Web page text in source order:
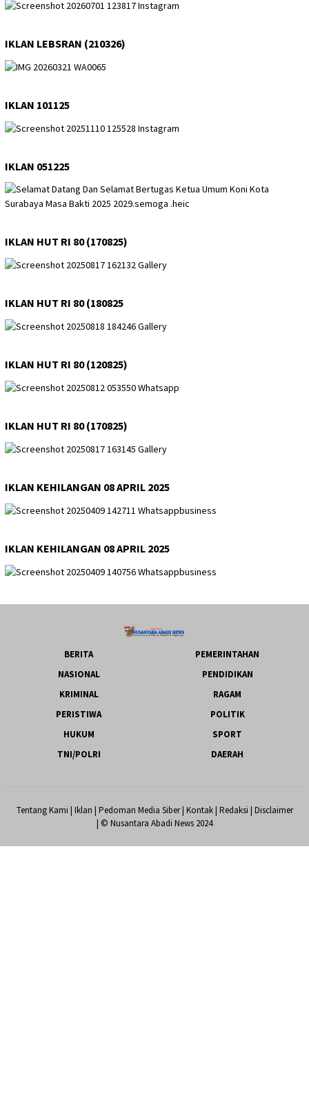
IKLAN LEBSRAN (210326)
IKLAN 101125
IKLAN 051225
IKLAN HUT RI 80 (170825)
IKLAN HUT RI 80 (180825
IKLAN HUT RI 80 (120825)
IKLAN HUT RI 80 (170825)
IKLAN KEHILANGAN 08 APRIL 2025
IKLAN KEHILANGAN 08 APRIL 2025
BERITA
PEMERINTAHAN
NASIONAL
PENDIDIKAN
KRIMINAL
RAGAM
PERISTIWA
POLITIK
HUKUM
SPORT
TNI/POLRI
DAERAH
Tentang Kami | Iklan | Pedoman Media Siber| Kontak| Redaksi | Disclaimer
| © Nusantara Abadi News 2024